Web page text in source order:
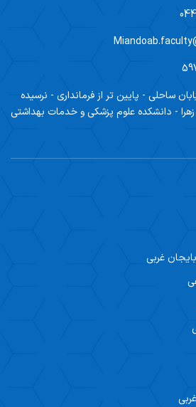
ساحلی - پایین تر از فرمانداری - نرسیده
- دانشکده علوم پزشکی و خدمات بهداشتی
غربی